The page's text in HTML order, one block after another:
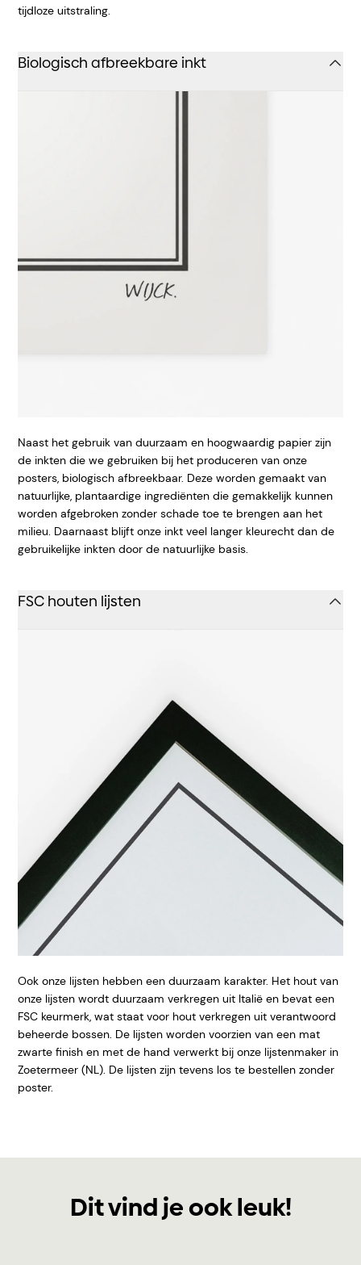
tijdloze uitstraling.
Biologisch afbreekbare inkt
Naast het gebruik van duurzaam en hoogwaardig papier zijn
de inkten die we gebruiken bij het produceren van onze
posters, biologisch afbreekbaar. Deze worden gemaakt van
natuurlijke, plantaardige ingrediënten die gemakkelijk kunnen
worden afgebroken zonder schade toe te brengen aan het
milieu. Daarnaast blijft onze inkt veel langer kleurecht dan de
gebruikelijke inkten door de natuurlijke basis.
FSC houten lijsten
Ook onze lijsten hebben een duurzaam karakter. Het hout van
onze lijsten wordt duurzaam verkregen uit Italië en bevat een
FSC keurmerk, wat staat voor hout verkregen uit verantwoord
beheerde bossen. De lijsten worden voorzien van een mat
zwarte finish en met de hand verwerkt bij onze lijstenmaker in
Zoetermeer (NL). De lijsten zijn tevens los te bestellen zonder
poster.
Dit vind je ook leuk!